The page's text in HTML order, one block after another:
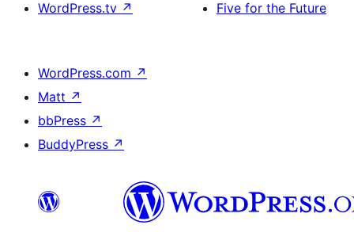
WordPress.tv ↗
Five for the Future
WordPress.com ↗
Matt ↗
bbPress ↗
BuddyPress ↗